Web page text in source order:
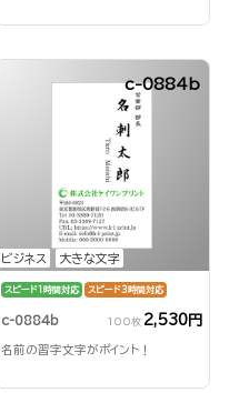
ビジネス 大きな文字
c-0884b
スピード1時間対応 スピード3時間対応
c-0884b 100枚 2,530円
名前の習字文字がポイント！